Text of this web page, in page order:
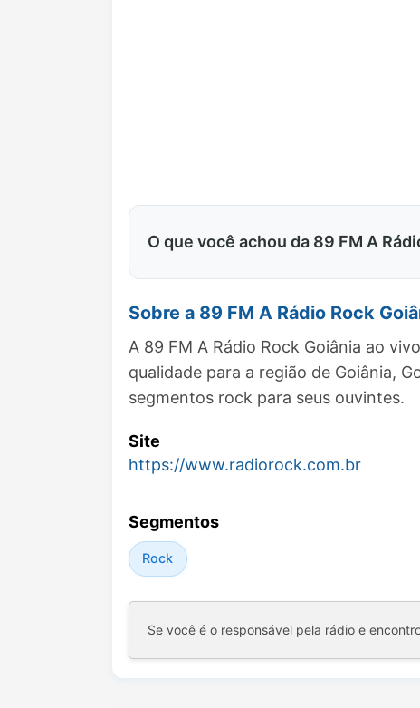
O que você achou da 89 FM A
Sobre a 89 FM A Rádio Rock
A 89 FM A Rádio Rock Goiânia ao
qualidade para a região de Goiânia,
segmentos rock para seus ouvintes.
Site
https://www.radiorock.com.br
Segmentos
Rock
Se você é o responsável pela rádio e